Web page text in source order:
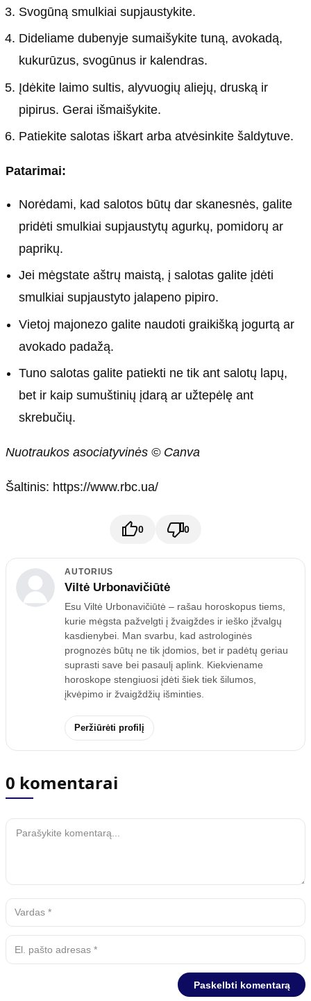
Svogūną smulkiai supjaustykite.
Dideliame dubenyje sumaišykite tuną, avokadą,
kukurūzus, svogūnus ir kalendras.
Įdėkite laimo sultis, alyvuogių aliejų, druską ir
pipirus. Gerai išmaišykite.
Patiekite salotas iškart arba atvėsinkite šaldytuve.
Patarimai:
Norėdami, kad salotos būtų dar skanesnės, galite
pridėti smulkiai supjaustytų agurkų, pomidorų ar
paprikų.
Jei mėgstate aštrų maistą, į salotas galite įdėti
smulkiai supjaustyto jalapeno pipiro.
Vietoj majonezo galite naudoti graikišką jogurtą ar
avokado padažą.
Tuno salotas galite patiekti ne tik ant salotų lapų,
bet ir kaip sumuštinių įdarą ar užtepėlę ant
skrebučių.
Nuotraukos asociatyvinės © Canva
Šaltinis: https://www.rbc.ua/
0 0
AUTORIUS
Viltė Urbonavičiūtė
Esu Viltė Urbonavičiūtė – rašau horoskopus tiems,
kurie mėgsta pažvelgti į žvaigždes ir ieško įžvalgų
kasdienybei. Man svarbu, kad astrologinės
prognozės būtų ne tik įdomios, bet ir padėtų geriau
suprasti save bei pasaulį aplink. Kiekviename
horoskope stengiuosi įdėti šiek tiek šilumos,
įkvėpimo ir žvaigždžių išminties.
Peržiūrėti profilį
0 komentarai